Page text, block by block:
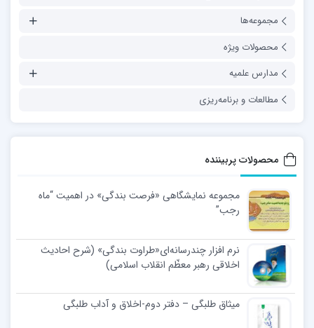
مجموعه‌ها
محصولات ویژه
مدارس علمیه
مطالعات و برنامه‌ریزی
محصولات پربیننده
مجموعه نمایشگاهی «فرصت بندگی» در اهمیت “ماه
رجب”
نرم افزار چندرسانه‌ای«طراوت بندگی» (شرح احادیث
اخلاقی رهبر معظّم انقلاب اسلامی)
میثاق طلبگی – دفتر دوم-اخلاق و آداب طلبگی